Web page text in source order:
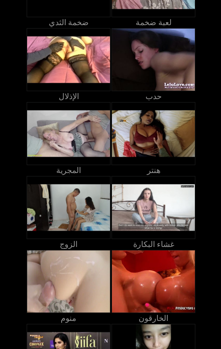
ضخمة الثدي لعبة ضخمة
الإذلال حدب
المجرية هنتر
الزوج غشاء البكارة
منوم الخارقون